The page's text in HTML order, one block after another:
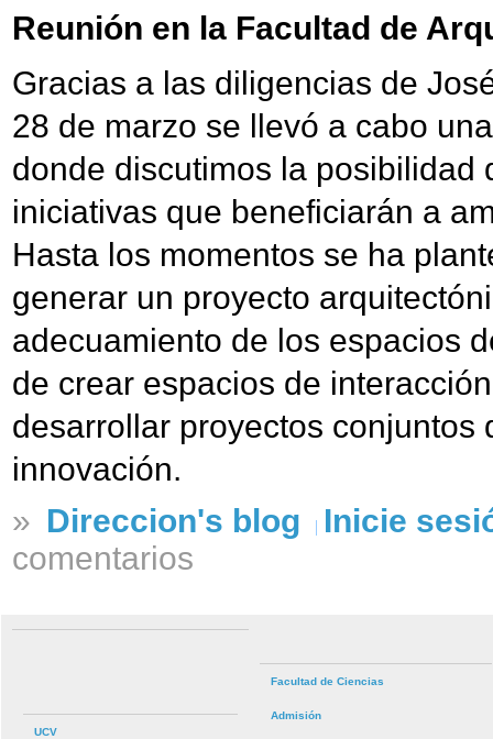
Reunión en la Facultad de
Gracias a las diligencias de
28 de marzo se llevó a cabo
donde discutimos la posibilidad
iniciativas que beneficiarán a
Hasta los momentos se ha
generar un proyecto
adecuamiento de los espacios
de crear espacios de
desarrollar proyectos conjuntos
innovación.
» Direccion's blog
Inicie
comentarios
UCV
Facultad de Ciencias
Admisión